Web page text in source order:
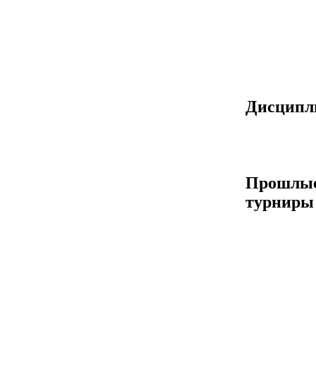
турниры